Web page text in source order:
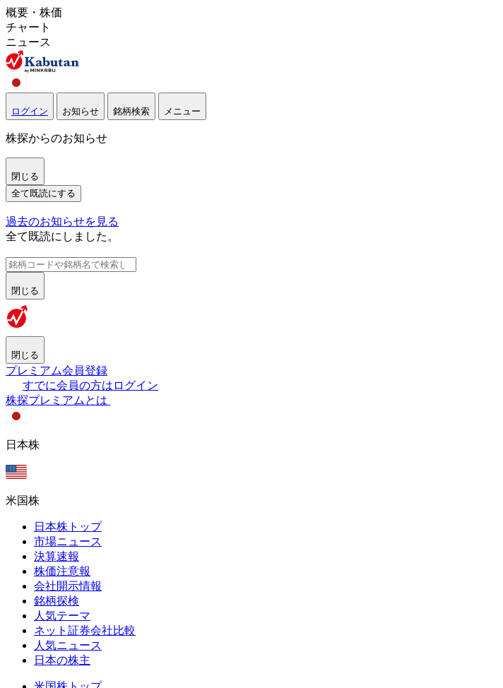
概要・株価
チャート
ニュース
ログイン お知らせ 銘柄検索 メニュー
株探からのお知らせ
閉じる
全て既読にする
過去のお知らせを見る
全て既読にしました。
閉じる
閉じる
プレミアム会員登録
すでに会員の方はログイン
株探プレミアムとは
日本株
米国株
日本株トップ
市場ニュース
決算速報
株価注意報
会社開示情報
銘柄探検
人気テーマ
ネット証券会社比較
人気ニュース
日本の株主